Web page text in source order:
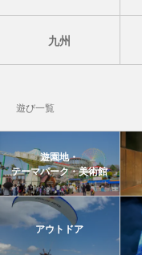
九州
遊び一覧
遊園地・
テーマパーク・美術館
アウトドア